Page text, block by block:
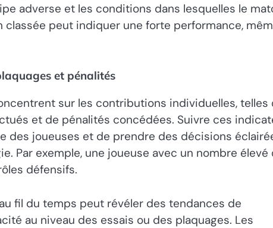
adverse et les conditions dans lesquelles le
peut indiquer une forte performance,
et pénalités
sur les contributions individuelles, telles
et de pénalités concédées. Suivre ces
des joueuses et de prendre des décisions
Par exemple, une joueuse avec un nombre élevé
défensifs.
fil du temps peut révéler des tendances de
au niveau des essais ou des plaquages. Les